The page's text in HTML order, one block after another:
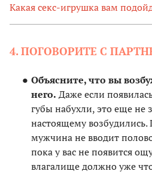
Какая секс-игрушка вам
4. ПОГОВОРИТЕ С
Объясните, что вы
него. Даже если
губы набухли, это еще не
настоящему возбудились.
мужчина не вводит
пока у вас не появится
влагалище должно уже